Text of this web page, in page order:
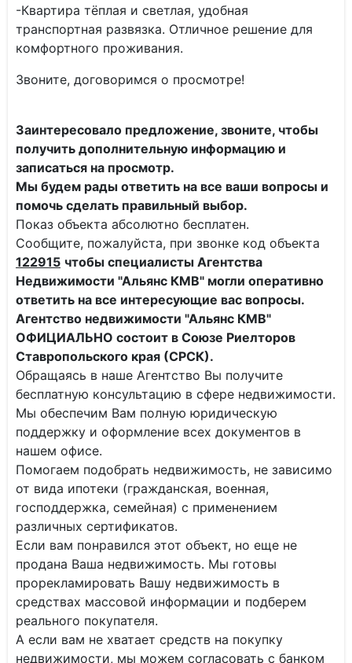
-Квартира тёплая и светлая, удобная
транспортная развязка. Отличное решение для
комфортного проживания.
Звоните, договоримся о просмотре!
Заинтересовало предложение, звоните, чтобы
получить дополнительную информацию и
записаться на просмотр.
Мы будем рады ответить на все ваши вопросы и
помочь сделать правильный выбор.
Показ объекта абсолютно бесплатен.
Сообщите, пожалуйста, при звонке код объекта
122915 чтобы специалисты Агентства
Недвижимости "Альянс КМВ" могли оперативно
ответить на все интересующие вас вопросы.
Агентство недвижимости "Альянс КМВ"
ОФИЦИАЛЬНО состоит в Союзе Риелторов
Ставропольского края (СРСК).
Обращаясь в наше Агентство Вы получите
бесплатную консультацию в сфере недвижимости.
Мы обеспечим Вам полную юридическую
поддержку и оформление всех документов в
нашем офисе.
Помогаем подобрать недвижимость, не зависимо
от вида ипотеки (гражданская, военная,
господдержка, семейная) с применением
различных сертификатов.
Если вам понравился этот объект, но еще не
продана Ваша недвижимость. Мы готовы
прорекламировать Вашу недвижимость в
средствах массовой информации и подберем
реального покупателя.
А если вам не хватает средств на покупку
недвижимости, мы можем согласовать с банком